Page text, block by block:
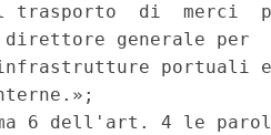
trasporto  di  merci
direttore generale
portuali
6 dell'art. 4 le